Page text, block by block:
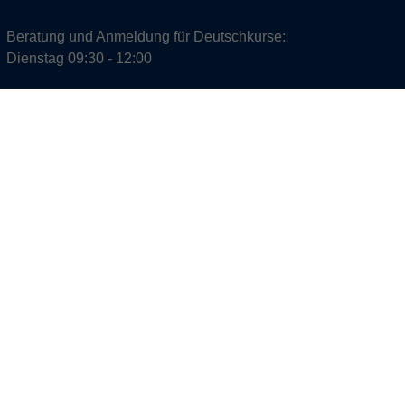
Beratung und Anmeldung für Deutschkurse:
Dienstag 09:30 - 12:00